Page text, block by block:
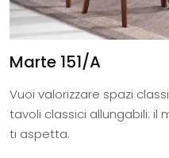
Marte 151/A
Vuoi valorizzare spazi
tavoli classici allungabili: il
ti aspetta.